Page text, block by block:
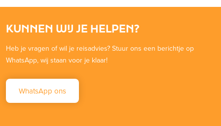
KUNNEN WIJ JE HELPEN?
Heb je vragen of wil je reisadvies? Stuur ons een berichtje op
WhatsApp, wij staan voor je klaar!
WhatsApp ons